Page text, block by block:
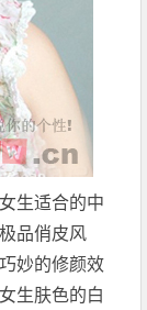
生适合的中
品俏皮风
妙的修颜效
生肤色的白